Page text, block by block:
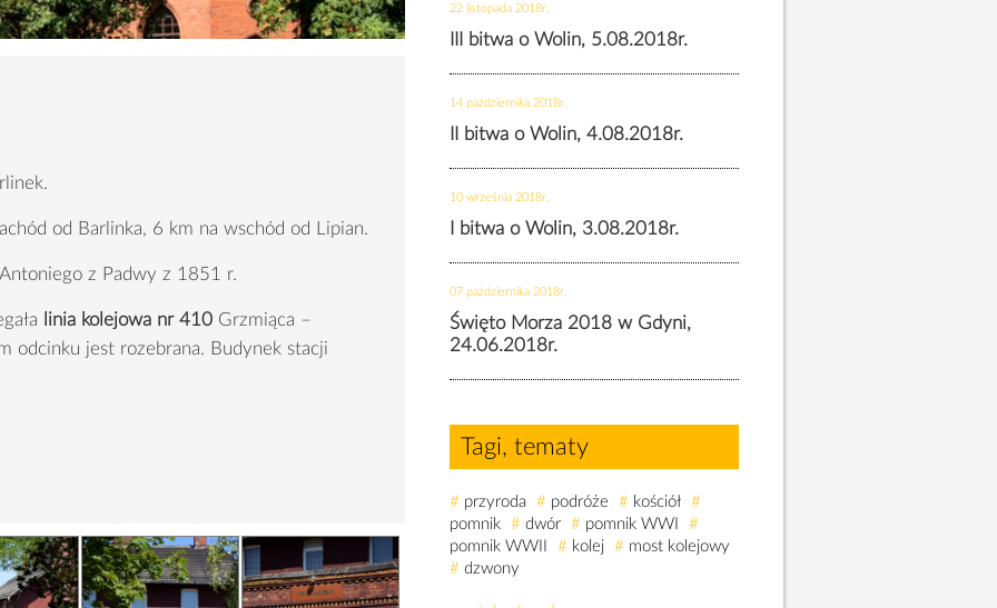
od Barlinka, 6 km na wschód od Lipian.
z Padwy z 1851 r.
linia kolejowa nr 410 Grzmiąca –
odcinku jest rozebrana. Budynek stacji
22 listopada 2018r.
III bitwa o Wolin, 5.08.2018r.
14 października 2018r.
II bitwa o Wolin, 4.08.2018r.
10 września 2018r.
I bitwa o Wolin, 3.08.2018r.
07 października 2018r.
Święto Morza 2018 w Gdyni,
24.06.2018r.
Tagi, tematy
# przyroda # podróże # kościół #
pomnik # dwór # pomnik WWI
#
pomnik WWII
# kolej # most kolejowy
# dzwony